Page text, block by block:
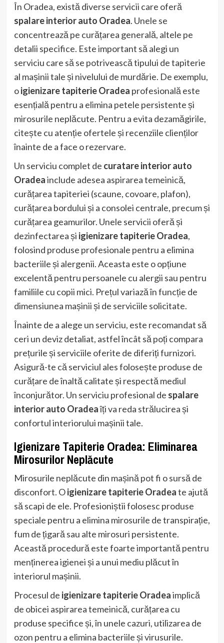
În Oradea, există diverse servicii care oferă
spalare interior auto Oradea. Unele se
concentrează pe curățarea generală, altele pe
detalii specifice. Este important să alegi un
serviciu care să se potrivească tipului de tapiterie
al mașinii tale și nivelului de murdărie. De exemplu,
oigienizare tapiterie Oradea profesională este
esențială pentru a elimina petele persistente și
mirosurile neplăcute. Pentru a evita dezamăgirile,
citește cu atenție ofertele și recenziile clienților
înainte de a face o rezervare.
Un serviciu complet de curatare interior auto
Oradeainclude adesea aspirarea temeinică,
curățarea tapiteriei (scaune, covoare, plafon),
curățarea bordului și a consolei centrale, precum și
curățarea geamurilor. Unele servicii oferă și
dezinfectarea și igienizare tapiterie Oradea,
folosind produse profesionale pentru a elimina
bacteriile și alergenii. Aceasta este o opțiune
excelentă pentru persoanele cu alergii sau pentru
familiile cu copii mici. Prețul variază în funcție de
dimensiunea mașinii și de serviciile solicitate.
Înainte de a alege un serviciu, este recomandat să
ceri un deviz detaliat, astfel încât să poți compara
prețurile și serviciile oferite de diferiți furnizori.
Asigură-te că serviciul ales folosește produse de
curățare de înaltă calitate și respectă mediul
înconjurător. Un serviciu profesional de spalare
interior auto Oradeaîți va reda strălucirea și
confortul interiorului mașinii tale.
Igienizare Tapiterie Oradea: Eliminarea
Mirosurilor Neplăcute
Mirosurile neplăcute din mașină pot fi o sursă de
disconfort. Oigienizare tapiterie Oradeate ajută
să scapi de ele. Profesioniștii folosesc produse
speciale pentru a elimina mirosurile de transpirație,
fum de țigară sau alte mirosuri persistente.
Această procedură este foarte importantă pentru
menținerea igienei și a unui mediu plăcut în
interiorul mașinii.
Procesul de igienizare tapiterie Oradeaimplică
de obicei aspirarea temeinică, curățarea cu
produse specifice și, în unele cazuri, utilizarea de
ozon pentru a elimina bacteriile și virusurile.